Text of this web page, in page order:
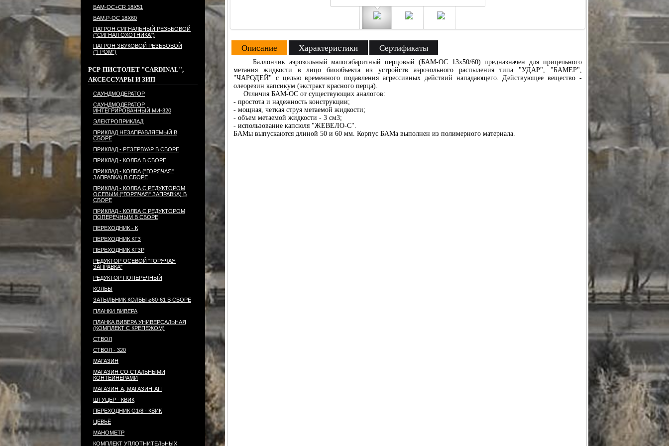
БАМ-ОС+CR 18Х51
БАМ.Р-ОС 18Х60
ПАТРОН СИГНАЛЬНЫЙ РЕЗЬБОВОЙ
("СИГНАЛ ОХОТНИКА")
ПАТРОН ЗВУКОВОЙ РЕЗЬБОВОЙ
("ГРОМ")
PCP-ПИСТОЛЕТ "CARDINAL",
АКСЕССУАРЫ И ЗИП
САУНДМОДЕРАТОР
САУНДМОДЕРАТОР
ИНТЕГРИРОВАННЫЙ МИ-320
ЭЛЕКТРОПРИКЛАД
ПРИКЛАД НЕЗАПРАВЛЯЕМЫЙ В
СБОРЕ
ПРИКЛАД - РЕЗЕРВУАР В СБОРЕ
ПРИКЛАД - КОЛБА В СБОРЕ
ПРИКЛАД - КОЛБА ("ГОРЯЧАЯ"
ЗАПРАВКА) В СБОРЕ
ПРИКЛАД - КОЛБА С РЕДУКТОРОМ
ОСЕВЫМ ("ГОРЯЧАЯ" ЗАПРАВКА) В
СБОРЕ
ПРИКЛАД - КОЛБА С РЕДУКТОРОМ
ПОПЕРЕЧНЫМ В СБОРЕ
ПЕРЕХОДНИК - К
ПЕРЕХОДНИК КГЗ
ПЕРЕХОДНИК КГЗР
РЕДУКТОР ОСЕВОЙ "ГОРЯЧАЯ
ЗАПРАВКА"
РЕДУКТОР ПОПЕРЕЧНЫЙ
КОЛБЫ
ЗАТЫЛЬНИК КОЛБЫ ⌀60-61 В СБОРЕ
ПЛАНКИ ВИВЕРА
ПЛАНКА ВИВЕРА УНИВЕРСАЛЬНАЯ
(КОМПЛЕКТ С КРЕПЕЖОМ)
СТВОЛ
СТВОЛ - 320
МАГАЗИН
МАГАЗИН СО СТАЛЬНЫМИ
КОНТЕЙНЕРАМИ
МАГАЗИН-А, МАГАЗИН-АП
ШТУЦЕР - КВИК
ПЕРЕХОДНИК G1/8 - КВИК
ЦЕВЬЁ
МАНОМЕТР
КОМПЛЕКТ УПЛОТНИТЕЛЬНЫХ
Описание Характеристики Сертификаты
Баллончик аэрозольный малогабаритный перцовый (БАМ-ОС 13х50/60) предназначен для прицельного
метания жидкости в лицо биообъекта из устройств аэрозольного распыления типа "УДАР", "БАМЕР",
"ЧАРОДЕЙ" с целью временного подавления агрессивных действий нападающего. Действующее вещество -
олеорезин капсикум (экстракт красного перца).
Отличия БАМ-ОС от существующих аналогов:
- простота и надежность конструкции;
- мощная, четкая струя метаемой жидкости;
- объем метаемой жидкости - 3 см3;
- использование капсюля "ЖЕВЕЛО-С".
БАМы выпускаются длиной 50 и 60 мм. Корпус БАМа выполнен из полимерного материала.